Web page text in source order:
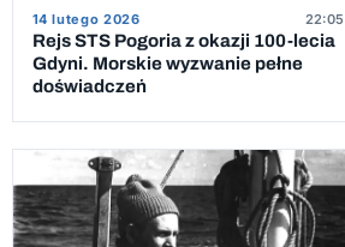
14 lutego 2026 22:05
Rejs STS Pogoria z okazji 100-lecia
Gdyni. Morskie wyzwanie pełne
doświadczeń